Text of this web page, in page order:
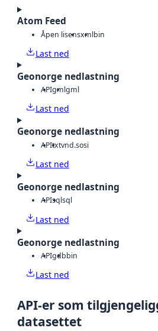
Atom Feed
Åpen lisensxmlbin
Last ned
Geonorge nedlastning
APIgmlgml
Last ned
Geonorge nedlastning
APItxtvnd.sosi
Last ned
Geonorge nedlastning
APIsqlsql
Last ned
Geonorge nedlastning
APIgdbbin
Last ned
API-er som
datasettet